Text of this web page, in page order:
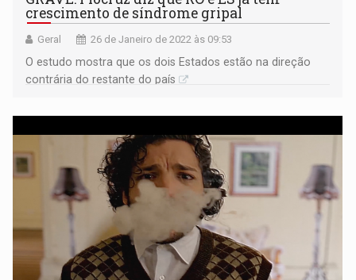
crescimento de síndrome gripal
Geral 26 de Janeiro de 2022 às 09:53
O estudo mostra que os dois Estados estão na direção
contrária do restante do país